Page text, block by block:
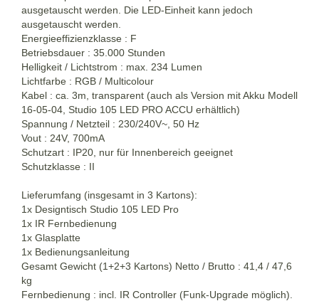
ausgetauscht werden. Die LED-Einheit kann jedoch
ausgetauscht werden.
Energieeffizienzklasse : F
Betriebsdauer : 35.000 Stunden
Helligkeit / Lichtstrom : max. 234 Lumen
Lichtfarbe : RGB / Multicolour
Kabel : ca. 3m, transparent (auch als Version mit Akku Modell
16-05-04, Studio 105 LED PRO ACCU erhältlich)
Spannung / Netzteil : 230/240V~, 50 Hz
Vout : 24V, 700mA
Schutzart : IP20, nur für Innenbereich geeignet
Schutzklasse : II
Lieferumfang (insgesamt in 3 Kartons):
1x Designtisch Studio 105 LED Pro
1x IR Fernbedienung
1x Glasplatte
1x Bedienungsanleitung
Gesamt Gewicht (1+2+3 Kartons) Netto / Brutto : 41,4 / 47,6
kg
Fernbedienung : incl. IR Controller (Funk-Upgrade möglich).